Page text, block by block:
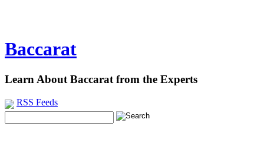
Baccarat
Learn About Baccarat from the Experts
RSS Feeds